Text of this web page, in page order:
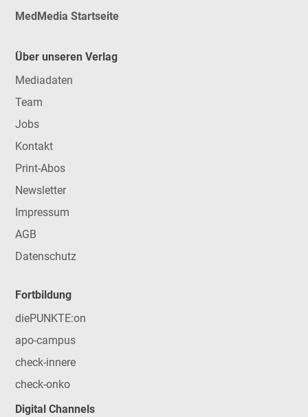
MedMedia Startseite
Über unseren Verlag
Mediadaten
Team
Jobs
Kontakt
Print-Abos
Newsletter
Impressum
AGB
Datenschutz
Fortbildung
diePUNKTE:on
apo-campus
check-innere
check-onko
Digital Channels